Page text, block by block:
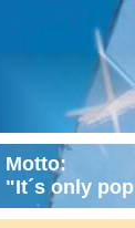
Motto:
"It´s only